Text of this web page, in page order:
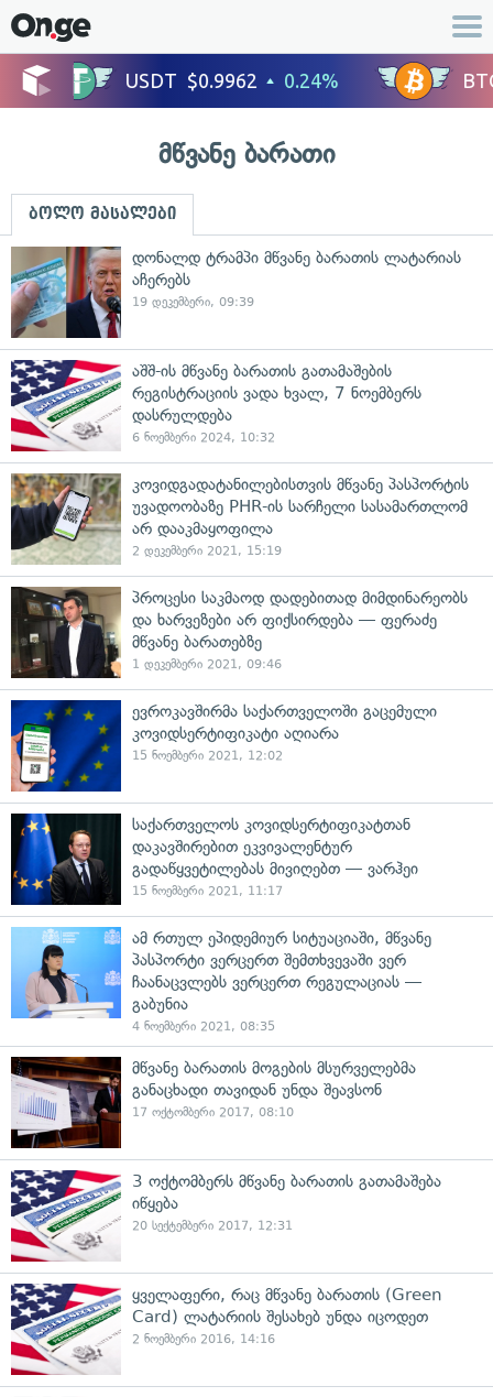
მწვანე ბარათი
ბოლო მასალები
დონალდ ტრამპი მწვანე ბარათის ლატარიას
აჩერებს
19 დეკემბერი, 09:39
აშშ-ის მწვანე ბარათის გათამაშების
რეგისტრაციის ვადა ხვალ, 7 ნოემბერს
დასრულდება
6 ნოემბერი 2024, 10:32
კოვიდგადატანილებისთვის მწვანე პასპორტის
უვადოობაზე PHR-ის სარჩელი სასამართლომ
არ დააკმაყოფილა
2 დეკემბერი 2021, 15:19
პროცესი საკმაოდ დადებითად მიმდინარეობს
და ხარვეზები არ ფიქსირდება — ფერაძე
მწვანე ბარათებზე
1 დეკემბერი 2021, 09:46
ევროკავშირმა საქართველოში გაცემული
კოვიდსერტიფიკატი აღიარა
15 ნოემბერი 2021, 12:02
საქართველოს კოვიდსერტიფიკატთან
დაკავშირებით ეკვივალენტურ
გადაწყვეტილებას მივიღებთ — ვარჰეი
15 ნოემბერი 2021, 11:17
ამ რთულ ეპიდემიურ სიტუაციაში, მწვანე
პასპორტი ვერცერთ შემთხვევაში ვერ
ჩაანაცვლებს ვერცერთ რეგულაციას —
გაბუნია
4 ნოემბერი 2021, 08:35
მწვანე ბარათის მოგების მსურველებმა
განაცხადი თავიდან უნდა შეავსონ
17 ოქტომბერი 2017, 08:10
3 ოქტომბერს მწვანე ბარათის გათამაშება
იწყება
20 სექტემბერი 2017, 12:31
ყველაფერი, რაც მწვანე ბარათის (Green
Card) ლატარიის შესახებ უნდა იცოდეთ
2 ნოემბერი 2016, 14:16